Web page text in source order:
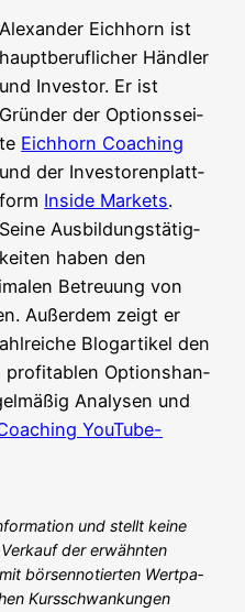
Alex­an­der Eich­horn ist
haupt­be­ruf­li­cher Händ­ler
und Inves­tor. Er ist
Grün­der der Opti­ons­sei­
te Eich­horn Coa­ching
und der Inves­toren­platt­
form Insi­de Mar­kets.
Sei­ne Aus­bil­dungs­tä­tig­
kei­ten haben den
Betreu­ung von
Außer­dem zeigt er
Blog­ar­ti­kel den
pro­fi­ta­blen Opti­ons­han­
Ana­ly­sen und
You­Tube-
und stellt kei­ne
der erwähn­ten
bör­sen­no­tier­ten Wert­pa­
Kurs­schwan­kun­gen